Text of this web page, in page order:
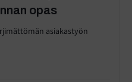
opas
asiakastyön